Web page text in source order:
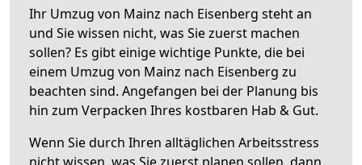
Ihr Umzug von Mainz nach Eisenberg steht an
und Sie wissen nicht, was Sie zuerst machen
sollen? Es gibt einige wichtige Punkte, die bei
einem Umzug von Mainz nach Eisenberg zu
beachten sind. Angefangen bei der Planung bis
hin zum Verpacken Ihres kostbaren Hab & Gut.
Wenn Sie durch Ihren alltäglichen Arbeitsstress